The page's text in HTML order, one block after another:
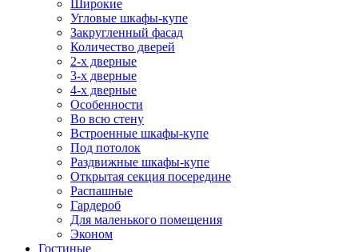
Широкие
Угловые шкафы-купе
Закругленный фасад
Количество дверей
2-х дверные
3-х дверные
4-х дверные
Особенности
Во всю стену
Встроенные шкафы-купе
Под потолок
Раздвижные шкафы-купе
Открытая секция посередине
Распашные
Гардероб
Для маленького помещения
Эконом
Гостиные